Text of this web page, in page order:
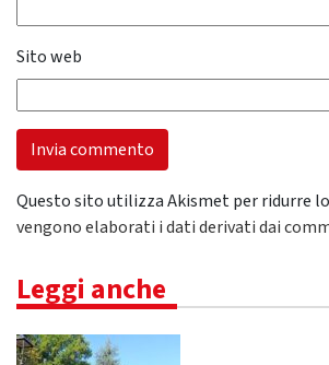
Sito web
Questo sito utilizza Akismet per ridurre
vengono elaborati i dati derivati dai
Leggi anche